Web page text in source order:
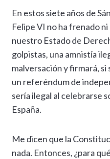
at
s
A
p
p
e
gr
a
m
e
b
o
o
k
En estos siete años de
Felipe VI no ha frenado ni
nuestro Estado de
golpistas, una amnistía
malversación y firmará,
un referéndum de
sería ilegal al celebrarse
España.
Me dicen que la
nada. Entonces, ¿para